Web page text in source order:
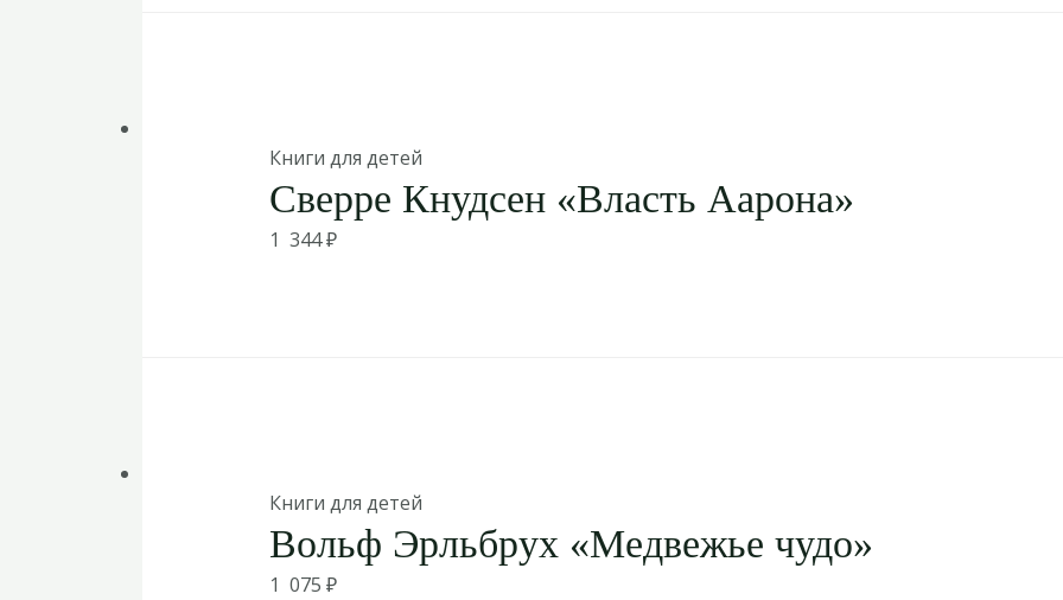
Книги для детей
Сверре Кнудсен «Власть Аарона»
1 344₽
Книги для детей
Вольф Эрльбрух «Медвежье чудо»
1 075 ₽